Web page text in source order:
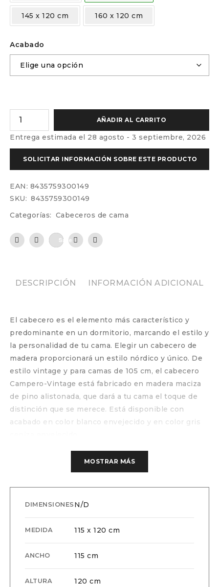
145 x 120 cm 160 x 120 cm
Acabado
AÑADIR AL CARRITO
Entrega estimada el 28 agosto - 3 septiembre, 2026
EAN: 8435759300149
SKU: 8435759300149
Categorías: Cabeceros de cama
Save
DESCRIPCIÓN INFORMACIÓN ADICIONAL
El cabecero es el elemento más característico y
predominante en un dormitorio, marcando el estilo y
la personalidad de tu cama. Elegir un cabecero de
madera proporcionará un estilo nórdico y único. De
estilo vintage y para camas de 105 cm, el cabecero
Campero-Vintage está fabricado en madera maciza
de pino alistonada, que dará a tu cama el toque de
distinción que se merece. Está disponible con
acabado en color blanco envejecido y en color gris
MOSTRAR MÁS
DIMENSIONES N/D
MEDIDA 115 x 120 cm
ANCHO 115 cm
ALTURA 120 cm